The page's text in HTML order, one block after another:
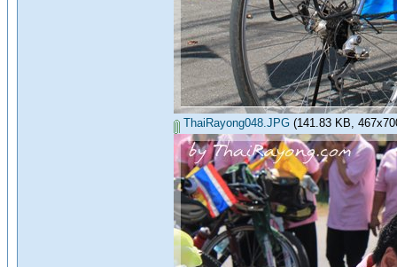
ThaiRayong048.JPG (141.83 KB,